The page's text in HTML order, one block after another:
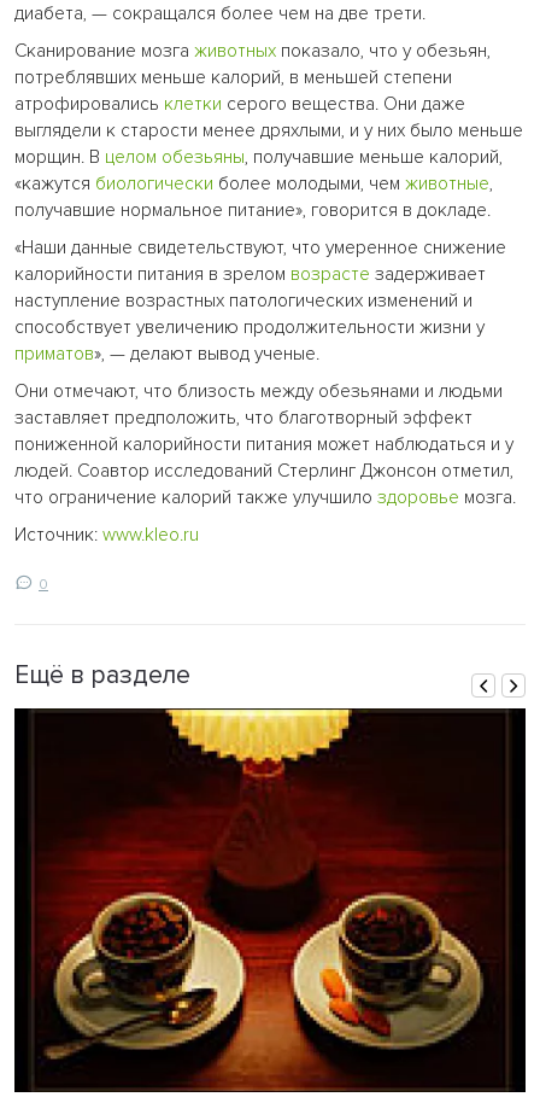
диабета, — сокращался более чем на две трети.
Сканирование мозга животных показало, что у обезьян,
потреблявших меньше калорий, в меньшей степени
атрофировались клетки серого вещества. Они даже
выглядели к старости менее дряхлыми, и у них было меньше
морщин. В целом обезьяны, получавшие меньше калорий,
«кажутся биологически более молодыми, чем животные,
получавшие нормальное питание», говорится в докладе.
«Наши данные свидетельствуют, что умеренное снижение
калорийности питания в зрелом возрасте задерживает
наступление возрастных патологических изменений и
способствует увеличению продолжительности жизни у
приматов», — делают вывод ученые.
Они отмечают, что близость между обезьянами и людьми
заставляет предположить, что благотворный эффект
пониженной калорийности питания может наблюдаться и у
людей. Соавтор исследований Стерлинг Джонсон отметил,
что ограничение калорий также улучшило здоровье мозга.
Источник: www.kleo.ru
0
Ещё в разделе